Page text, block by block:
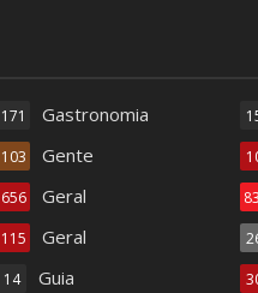
Gastronomia
171
Gente
103
Geral
656
Geral
115
Guia
14